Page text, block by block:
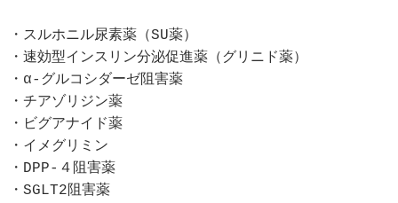
・スルホニル尿素薬（SU薬）
・速効型インスリン分泌促進薬（グリニド薬）
・α-グルコシダーゼ阻害薬
・チアゾリジン薬
・ビグアナイド薬
・イメグリミン
・DPP-４阻害薬
・SGLT2阻害薬